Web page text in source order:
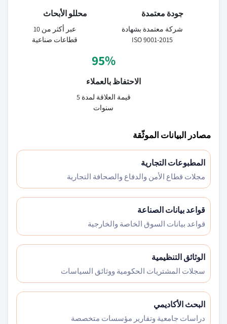
جودة معتمدة
شركة معتمدة بشهادة
ISO 9001-2015
محللو الأبحاث
عبر أكثر من 10
قطاعات صناعية
95%
الاحتفاظ بالعملاء
قيمة العلاقة لمدة 5
سنوات
مصادر البيانات الموثّقة
المطبوعات التجارية
مجلات قطاع الأمن والدفاع والصحافة التجارية
قواعد بيانات الصناعة
قواعد بيانات السوق الخاصة والخارجية
الوثائق التنظيمية
سجلات المشتريات الحكومية ووثائق السياسات
البحث الأكاديمي
دراسات جامعية وتقارير مؤسسات متخصصة